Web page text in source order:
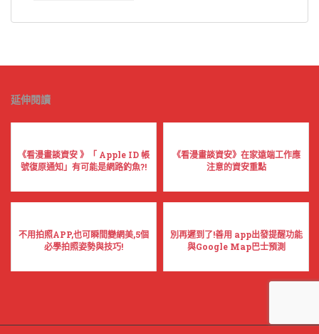
延伸閱讀
《看漫畫談資安 》「 Apple ID 帳
號復原通知」有可能是網路釣魚?!
《看漫畫談資安》在家遠端工作應
注意的資安重點
不用拍照APP,也可瞬間變網美,5個
必學拍照姿勢與技巧!
別再遲到了!善用 app出發提醒功能
與Google Map巴士預測